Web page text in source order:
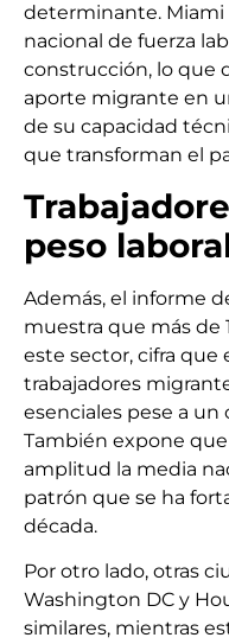
determinante. Miami
nacional de fuerza
construcción, lo que
aporte migrante en
de su capacidad
que transforman el
peso
Además, el informe
muestra que más de
este sector, cifra que
trabajadores
esenciales pese a
También expone
amplitud la media
patrón que se ha
década.
Por otro lado, otras
Washington DC y
similares, mientras